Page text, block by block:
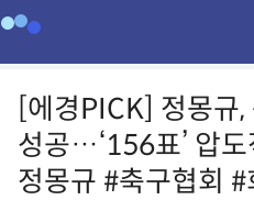
[에경PICK] 정몽규
성공…‘156표’ 압
정몽규 #축구협회